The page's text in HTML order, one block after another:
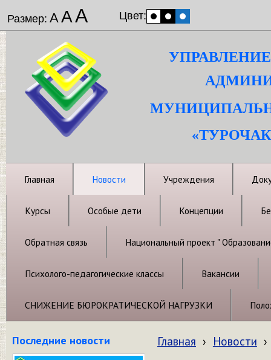
Размер: ААА Цвет:
Главная Новости Учреждения
Курсы Особые дети Концепции
Обратная связь Национальный проект "
Психолого-педагогические классы Вакансии
СНИЖЕНИЕ БЮРОКРАТИЧЕСКОЙ НАГРУЗКИ
Последние новости Главная › Новости ›